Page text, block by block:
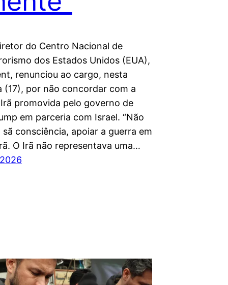
do Centro Nacional de
dos Estados Unidos (EUA),
renunciou ao cargo, nesta
(17), por não concordar com a
promovida pelo governo de
em parceria com Israel. “Não
sã consciência, apoiar a guerra em
O Irã não representava uma…